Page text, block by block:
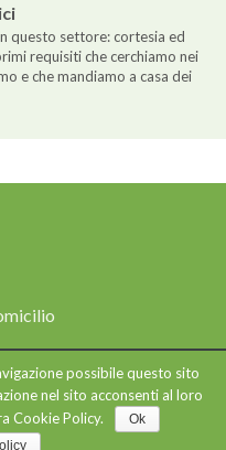
questo settore: cortesia ed
requisiti che cerchiamo nei
e che mandiamo a casa dei
Parma - P.IVA
sui Motori byMGvision-
possibile questo sito
nel sito acconsenti al loro
Cookie Policy.
Ok